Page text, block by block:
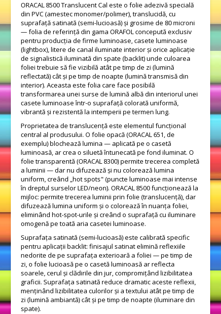
ORACAL 8500 Translucent Cal este o folie adezivă specială
din PVC (amestec monomer/polimer), translucidă, cu
suprafață satinată (semi-lucioasă) și grosime de 80 microni
— folia de referință din gama ORAFOL concepută exclusiv
pentru producția de firme luminoase, casete luminoase
(lightbox), litere de canal iluminate interior și orice aplicație
de signalistică iluminată din spate (backlit) unde culoarea
foliei trebuie să fie vizibilă atât pe timp de zi (lumină
reflectată) cât și pe timp de noapte (lumină transmisă din
interior). Aceasta este folia care face posibilă
transformarea unei surse de lumină albă din interiorul unei
casete luminoase într-o suprafață colorată uniformă,
vibrantă și rezistentă la intemperii pe termen lung.
Proprietatea de translucență este elementul funcțional
central al produsului. O folie opacă (ORACAL 651, de
exemplu) blochează lumina — aplicată pe o casetă
luminoasă, ar crea o siluetă întunecată pe fond iluminat. O
folie transparentă (ORACAL 8300) permite trecerea completă
a luminii — dar nu difuzează și nu colorează lumina
uniform, creând „hot spots" (puncte luminoase mai intense
în dreptul surselor LED/neon). ORACAL 8500 funcționează la
mijloc: permite trecerea luminii prin folie (translucență), dar
difuzează lumina uniform și o colorează în nuanța foliei,
eliminând hot-spot-urile și creând o suprafață cu iluminare
omogenă pe toată aria casetei luminoase.
Suprafața satinată (semi-lucioasă) este calibrată specific
pentru aplicații backlit: finisajul satinat elimină reflexiile
nedorite de pe suprafața exterioară a foliei — pe timp de
zi, o folie lucioasă pe o casetă luminoasă ar reflecta
soarele, cerul și clădirile din jur, compromițând lizibilitatea
graficii. Suprafața satinată reduce dramatic aceste reflexii,
menținând lizibilitatea culorilor și a textului atât pe timp de
zi (lumină ambiantă) cât și pe timp de noapte (iluminare din
spate).